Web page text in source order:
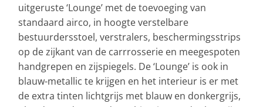
uitgeruste ‘Lounge’ met de toevoeging van
standaard airco, in hoogte verstelbare
bestuurdersstoel, verstralers, beschermingsstrips
op de zijkant van de carrrosserie en meegespoten
handgrepen en zijspiegels. De ‘Lounge’ is ook in
blauw-metallic te krijgen en het interieur is er met
de extra tinten lichtgrijs met blauw en donkergrijs,